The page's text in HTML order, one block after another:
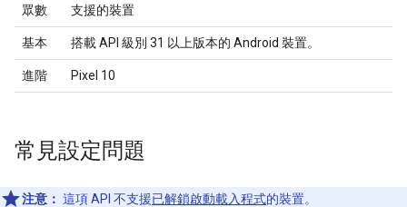
眾數 支援的裝置
基本 搭載 API 級別 31 以上版本的 Android 裝置。
進階 Pixel 10
常見設定問題
注意： 這項 API 不支援已解鎖啟動載入程式的裝置。